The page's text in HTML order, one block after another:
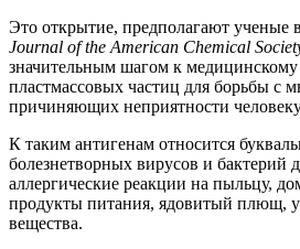
Это открытие, предполагают ученые
Journal of the American Chemical
значительным шагом к
пластмассовых частиц для борьбы с
причиняющих неприятности
К таким антигенам относится
болезнетворных вирусов и
аллергические реакции на пыльцу,
продукты питания, ядовитый плющ,
вещества.